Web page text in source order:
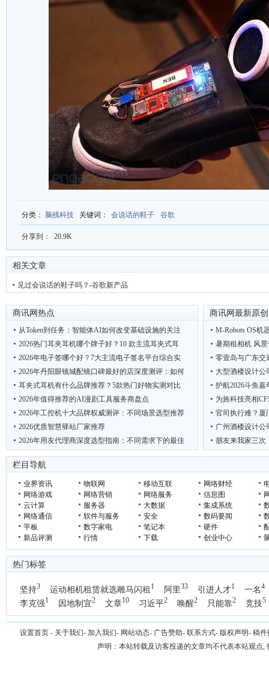
分类 ： 脑残科技 关键词 ： 会说话的鞋子 谷歌
分享到： 20.9K
相关文章
见过会说话的鞋子吗？-谷歌新产品
商讯网热点
从Token到任务：智能体AI如何改变基础设施的关注
2026热门耳夹耳机哪个牌子好？10 款主流耳夹式耳
2026年电子签哪个好？7大主流电子签名平台综合实
2026年丹阳眼镜城配镜口碑最好的店深度测评：如何
耳夹式耳机有什么品牌推荐？5款热门好物实测对比
2026年值得推荐的AI漫剧工具服务商盘点
2026年工控机十大品牌权威测评：不同场景选型推荐
2026优质智慧驿站厂家推荐
2026年用友代理商深度选型指南：不同需求下的最佳
2026热门耳夹耳机哪个牌子好？6款高性价比耳夹式
商讯网最新原创
M-Robots OS机
暑期租相机 风
零壹岛与广东交
大型酒楼设计公
护航2026斗鱼
为旌科技亮相
官司执行难？厦
广州酒楼设计公
朋友来我家三次
低碳先锋 绿动
栏目导航
业界资讯 物联网 移动互联 网络财经
网络游戏
网络营销 网络服务 信息图
云计算
服务器 大数据 集成系统
网络通信
软件与服务 安全 数码要闻
平板
数字家电 笔记本 硬件
新品评测
行情 下载 创业中心
热门标签
坚持3 运动相机租赁就选雕马闪租 1 阿里33 引进人才1 一名4
李克强1 因地制宜2 文章10 习近平2 唤醒2 只能靠2 竞技5
设置首页 - 关于我们- 加入我们- 网站动态- 广告赞助- 联系方式- 版权声明- 稿件
声明：本站转载及访客投递的文章均不代表本站观点